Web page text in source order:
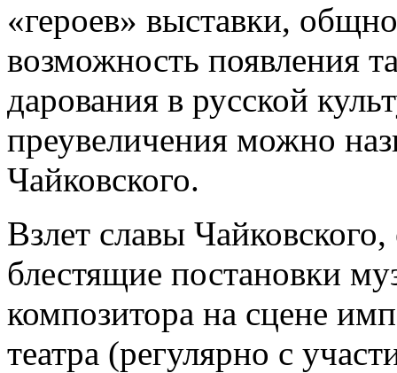
«героев» выставки,
возможность появления
дарования в русской
преувеличения можно
Чайковского.
Взлет славы
блестящие постановки
композитора на сцене
театра (регулярно с